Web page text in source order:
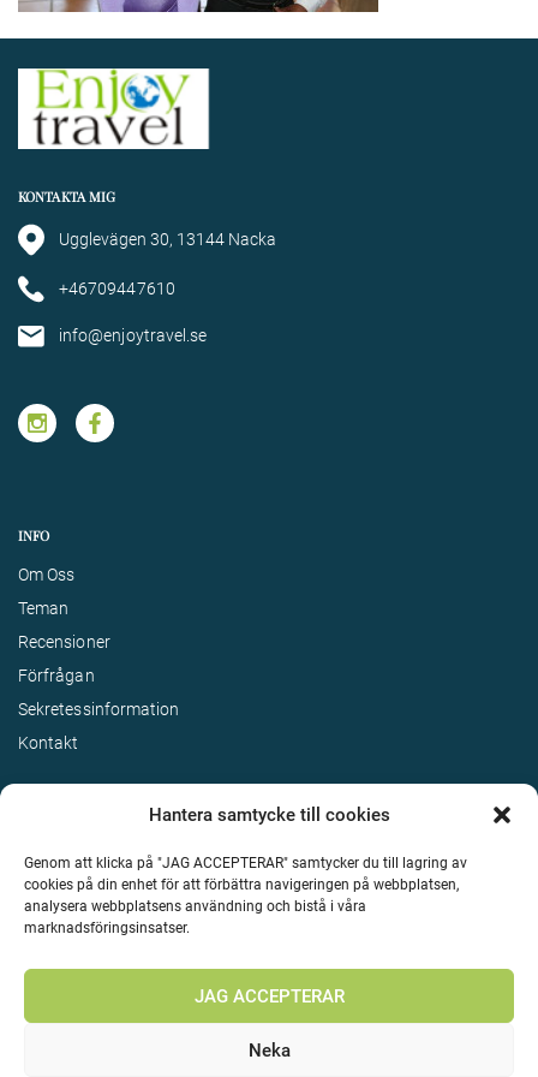
Hantera samtycke till cookies
Genom att klicka på "JAG ACCEPTERAR" samtycker du till lagring av
cookies på din enhet för att förbättra navigeringen på webbplatsen,
analysera webbplatsens användning och bistå i våra
marknadsföringsinsatser.
JAG ACCEPTERAR
Neka
KONTAKTA MIG
Ugglevägen 30, 13144 Nacka
+46709447610
info@enjoytravel.se
INFO
Om Oss
Teman
Recensioner
Förfrågan
Sekretessinformation
Kontakt
Upphovsrätt 2026 Enjoy Travel Alla rättigheter reserverade